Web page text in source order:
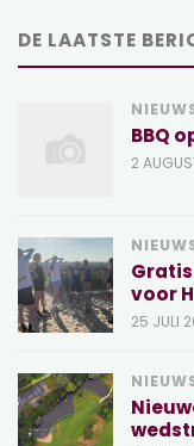
DE LAATSTE
BBQ
2
voor
25 JULI